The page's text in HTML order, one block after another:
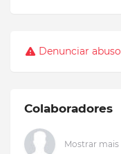
Denunciar abuso
Colaboradores
Mostrar mais